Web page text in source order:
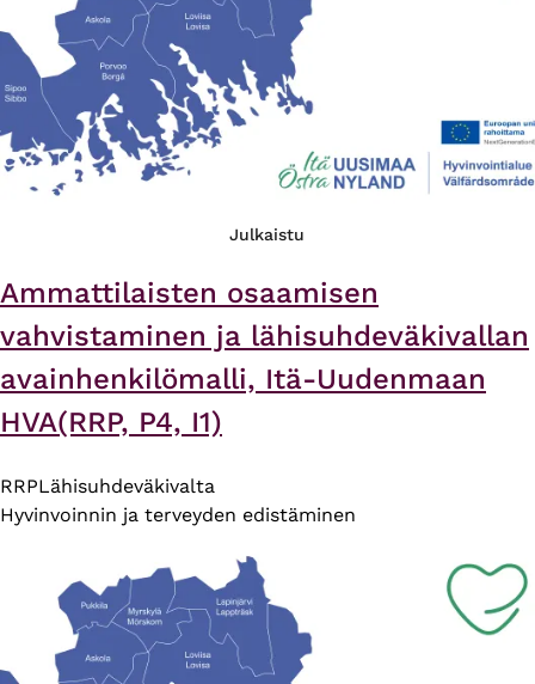
Julkaistu
Ammattilaisten osaamisen
vahvistaminen ja lähisuhdeväkivallan
avainhenkilömalli, Itä-Uudenmaan
HVA(RRP, P4, I1)
RRPLähisuhdeväkivalta
Hyvinvoinnin ja terveyden edistäminen